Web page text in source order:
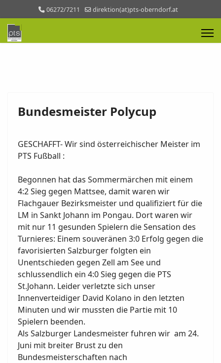
06272/7211 direktion(at)pts-oberndorf.at
Bundesmeister Polycup
GESCHAFFT- Wir sind österreichischer Meister im
PTS Fußball :
Begonnen hat das Sommermärchen mit einem
4:2 Sieg gegen Mattsee, damit waren wir
Flachgauer Bezirksmeister und qualifiziert für die
LM in Sankt Johann im Pongau. Dort waren wir
mit nur 11 gesunden Spielern die Sensation des
Turnieres: Einem souveränen 3:0 Erfolg gegen die
favorisierten Salzburger folgten ein
Unentschieden gegen Zell am See und
schlussendlich ein 4:0 Sieg gegen die PTS
St.Johann. Leider verletzte sich unser
Innenverteidiger David Kolano in den letzten
Minuten und wir mussten die Partie mit 10
Spielern beenden.
Als Salzburger Landesmeister fuhren wir am 24.
Juni mit breiter Brust zu den
Bundesmeisterschaften nach